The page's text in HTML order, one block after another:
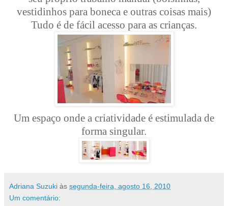
vestidinhos para boneca e outras coisas mais)
Tudo é de fácil acesso para as crianças.
Um espaço onde a criatividade é estimulada de
forma singular.
Adriana Suzuki às segunda-feira, agosto 16, 2010
Um comentário: